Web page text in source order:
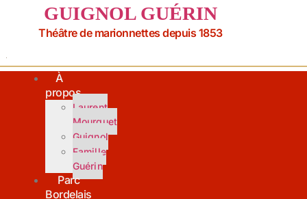
GUIGNOL GUÉRIN
Théâtre de marionnettes depuis 1853
À
propos
Laurent
Mourguet
Guignol
Famille
Guérin
Parc
Bordelais